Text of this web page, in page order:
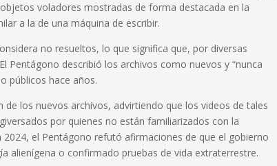
voladores mostradas de forma destacada en la
a la de una máquina de escribir.
no resueltos, lo que significa que, por diversas
Pentágono describió los archivos como nuevos y “nunca
públicos hace años.
los nuevos archivos, advirtiendo que los videos de tales
por quienes no están familiarizados con la
el Pentágono refutó afirmaciones de que el gobierno
alienígena o confirmado pruebas de vida extraterrestre.